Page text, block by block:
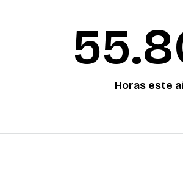
Horas este